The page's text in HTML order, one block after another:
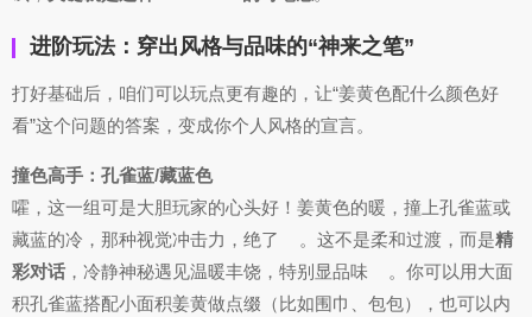
进阶玩法：穿出风格与品味的“神来之笔”
打好基础后，咱们可以玩点更有趣的，让“姜黄色配什么颜色好
看”这个问题的答案，变成你个人风格的宣言。
撞色高手：孔雀蓝/藏蓝色
嚯，这一组可是大胆玩家的心头好！姜黄色的暖，撞上孔雀蓝或
藏蓝的冷，那种视觉冲击力，绝了
。这不是柔和过渡，而是精
彩对话 ，冷静神秘遇见温暖丰饶，特别显品味
。你可以用大面
积孔雀蓝搭配小面积姜黄做点缀（比如围巾、包包），也可以内